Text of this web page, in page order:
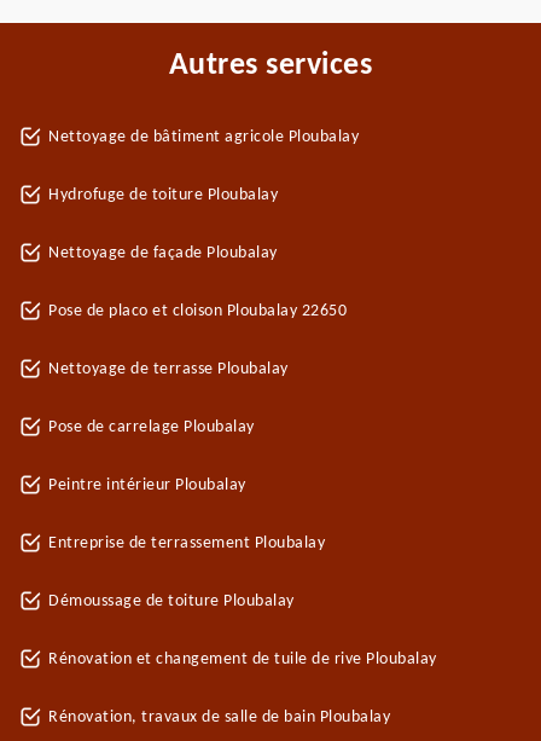
Autres services
Nettoyage de bâtiment agricole Ploubalay
Hydrofuge de toiture Ploubalay
Nettoyage de façade Ploubalay
Pose de placo et cloison Ploubalay 22650
Nettoyage de terrasse Ploubalay
Pose de carrelage Ploubalay
Peintre intérieur Ploubalay
Entreprise de terrassement Ploubalay
Démoussage de toiture Ploubalay
Rénovation et changement de tuile de rive Ploubalay
Rénovation, travaux de salle de bain Ploubalay